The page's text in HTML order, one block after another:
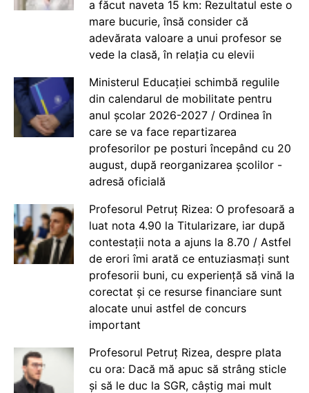
a făcut naveta 15 km: Rezultatul este o
mare bucurie, însă consider că
adevărata valoare a unui profesor se
vede la clasă, în relația cu elevii
Ministerul Educației schimbă regulile
din calendarul de mobilitate pentru
anul școlar 2026-2027 / Ordinea în
care se va face repartizarea
profesorilor pe posturi începând cu 20
august, după reorganizarea școlilor -
adresă oficială
Profesorul Petruț Rizea: O profesoară a
luat nota 4.90 la Titularizare, iar după
contestații nota a ajuns la 8.70 / Astfel
de erori îmi arată ce entuziasmați sunt
profesorii buni, cu experiență să vină la
corectat și ce resurse financiare sunt
alocate unui astfel de concurs
important
Profesorul Petruț Rizea, despre plata
cu ora: Dacă mă apuc să strâng sticle
și să le duc la SGR, câștig mai mult